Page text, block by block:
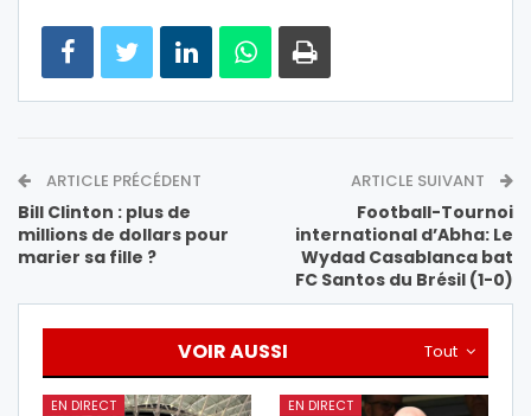
ARTICLE PRÉCÉDENT
Bill Clinton : plus de
millions de dollars pour
marier sa fille ?
ARTICLE SUIVANT
Football-Tournoi
international d’Abha: Le
Wydad Casablanca bat
FC Santos du Brésil (1-0)
Tout
VOIR AUSSI
EN DIRECT EN DIRECT